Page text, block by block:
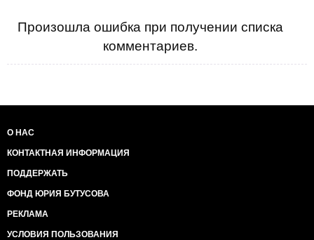
Произошла ошибка при получении списка
комментариев.
О НАС
КОНТАКТНАЯ ИНФОРМАЦИЯ
ПОДДЕРЖАТЬ
ФОНД ЮРИЯ БУТУСОВА
РЕКЛАМА
УСЛОВИЯ ПОЛЬЗОВАНИЯ